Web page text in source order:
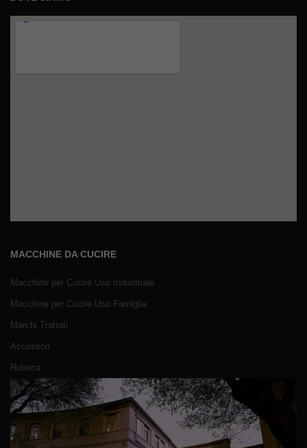
MACCHINE DA CUCIRE
Macchine per Cucire Uso Industriale
Macchine per Cucire Uso Famiglia
Marchi Trattati
Accessori
Rubrica